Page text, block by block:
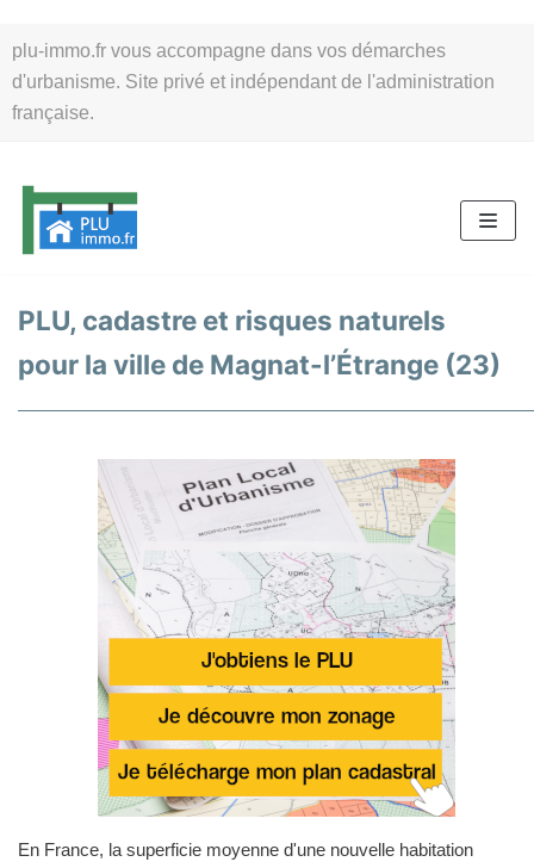
plu-immo.fr vous accompagne dans vos démarches
d'urbanisme. Site privé et indépendant de l'administration
française.
au
contenu
PLU, cadastre et risques naturels
pour la ville de Magnat-l’Étrange (23)
En France, la superficie moyenne d'une nouvelle habitation